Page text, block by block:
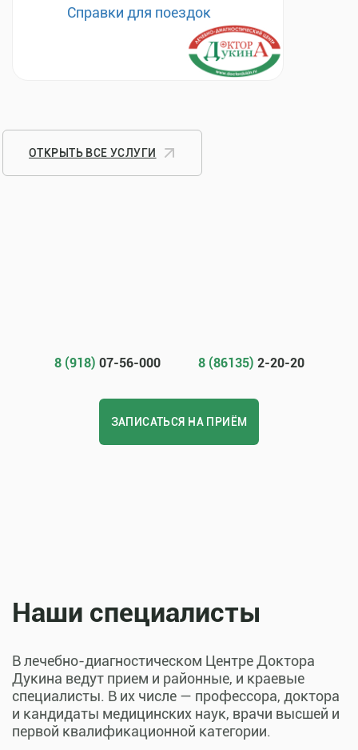
Справки для поездок
ОТКРЫТЬ ВСЕ УСЛУГИ
8 (918) 07-56-000 8 (86135) 2-20-20
ЗАПИСАТЬСЯ НА ПРИЁМ
Наши специалисты
В лечебно-диагностическом Центре Доктора
Дукина ведут прием и районные, и краевые
специалисты. В их числе — профессора, доктора
и кандидаты медицинских наук, врачи высшей и
первой квалификационной категории.